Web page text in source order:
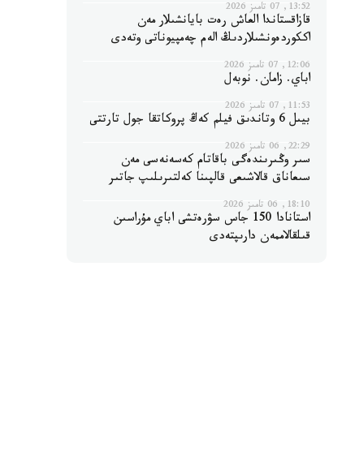
13:52, 07 تامىز 2026
قازاقستاندا العاش رەت بايانشىلار مەن
اككوردەونشىلاردىڭ الەم چەمپيوناتى وتەدى
12:06, 07 تامىز 2026
اباي. زامان. نوبەل
11:53, 07 تامىز 2026
بيىل 6 وتاندىق فيلم كەڭ پروكاتقا جول تارتتى
22:29, 06 تامىز 2026
سىر وڭىرىندەگى باقاتام كەسەنەسى مەن
سىعاناق قالاشىعى قالپىنا كەلتىرىلىپ جاتىر
18:10, 06 تامىز 2026
استانادا 150 جاس سۋرەتشى اباي مۇراسىن
قىلقالاممەن دارىپتەدى